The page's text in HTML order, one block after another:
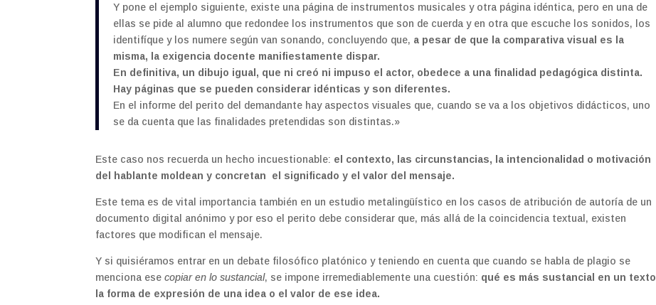
Y pone el ejemplo siguiente, existe una página de instrumentos musicales y otra página idéntica, pero en una de
ellas se pide al alumno que redondee los instrumentos que son de cuerda y en otra que escuche los sonidos, los
identifíque y los numere según van sonando, concluyendo que, a pesar de que la comparativa visual es la
misma, la exigencia docente manifiestamente dispar.
En definitiva, un dibujo igual, que ni creó ni impuso el actor, obedece a una finalidad pedagógica distinta.
Hay páginas que se pueden considerar idénticas y son diferentes.
En el informe del perito del demandante hay aspectos visuales que, cuando se va a los objetivos didácticos, uno
se da cuenta que las finalidades pretendidas son distintas.»
Este caso nos recuerda un hecho incuestionable: el contexto, las circunstancias, la intencionalidad o motivación
del hablante moldean y concretan el significado y el valor del mensaje.
Este tema es de vital importancia también en un estudio metalingüístico en los casos de atribución de autoría de un
documento digital anónimo y por eso el perito debe considerar que, más allá de la coincidencia textual, existen
factores que modifican el mensaje.
Y si quisiéramos entrar en un debate filosófico platónico y teniendo en cuenta que cuando se habla de plagio se
menciona esecopiar en lo sustancial, se impone irremediablemente una cuestión: qué es más sustancial en un texto
la forma de expresión de una idea o el valor de ese idea.